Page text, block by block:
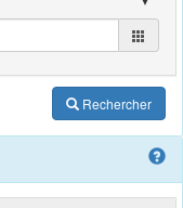
Rechercher